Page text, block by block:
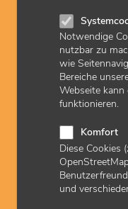
Notwendige
nutzbar zu
wie
Bereiche
Webseite
funktionieren.
Komfort
Diese Cookies
und
Seit
Über die KVH